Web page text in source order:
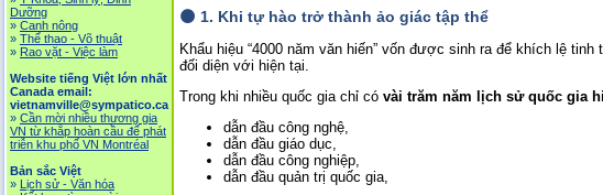
Dưỡng
» Canh nông
» Thể thao - Võ thuật
» Rao vặt - Việc làm
Website tiếng Việt lớn nhất
Canada email:
vietnamville@sympatico.ca
» Cần mời nhiều thương gia
VN từ khắp hoàn cầu để phát
triễn khu phố VN Montréal
Bản sắc Việt
» Lịch sử - Văn hóa
🌑 1. Khi tự hào trở thành ảo giác tập thể
Khẩu hiệu “4000 năm văn hiến” vốn được sinh ra để khích lệ
đối diện với hiện tại.
Trong khi nhiều quốc gia chỉ có vài trăm năm lịch sử quốc gia
dẫn đầu công nghệ,
dẫn đầu giáo dục,
dẫn đầu công nghiệp,
dẫn đầu quản trị quốc gia,